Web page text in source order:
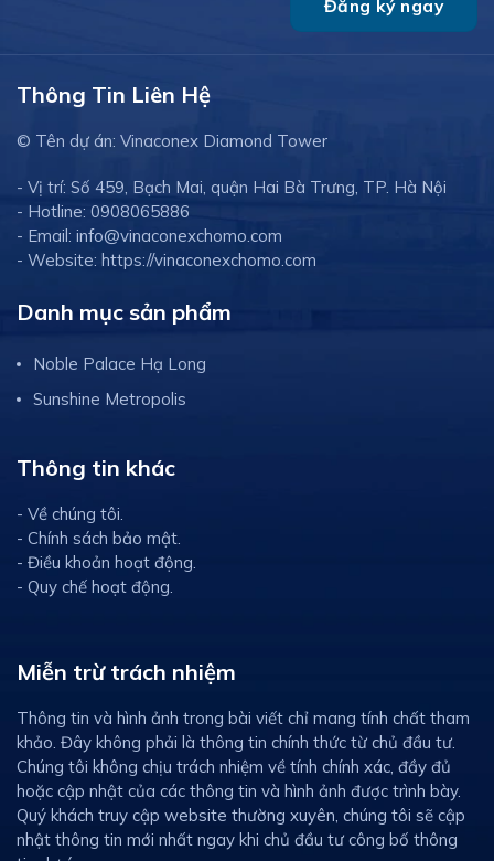
Thông Tin Liên Hệ
© Tên dự án: Vinaconex Diamond Tower
- Vị trí: Số 459, Bạch Mai, quận Hai Bà Trưng, TP. Hà Nội
- Hotline: 0908065886
- Email: info@vinaconexchomo.com
- Website: https://vinaconexchomo.com
Danh mục sản phẩm
Noble Palace Hạ Long
Sunshine Metropolis
Thông tin khác
- Về chúng tôi.
- Chính sách bảo mật.
- Điều khoản hoạt động.
- Quy chế hoạt động.
Miễn trừ trách nhiệm
Thông tin và hình ảnh trong bài viết chỉ mang tính chất tham
khảo. Đây không phải là thông tin chính thức từ chủ đầu tư.
Chúng tôi không chịu trách nhiệm về tính chính xác, đầy đủ
hoặc cập nhật của các thông tin và hình ảnh được trình bày.
Quý khách truy cập website thường xuyên, chúng tôi sẽ cập
nhật thông tin mới nhất ngay khi chủ đầu tư công bố thông